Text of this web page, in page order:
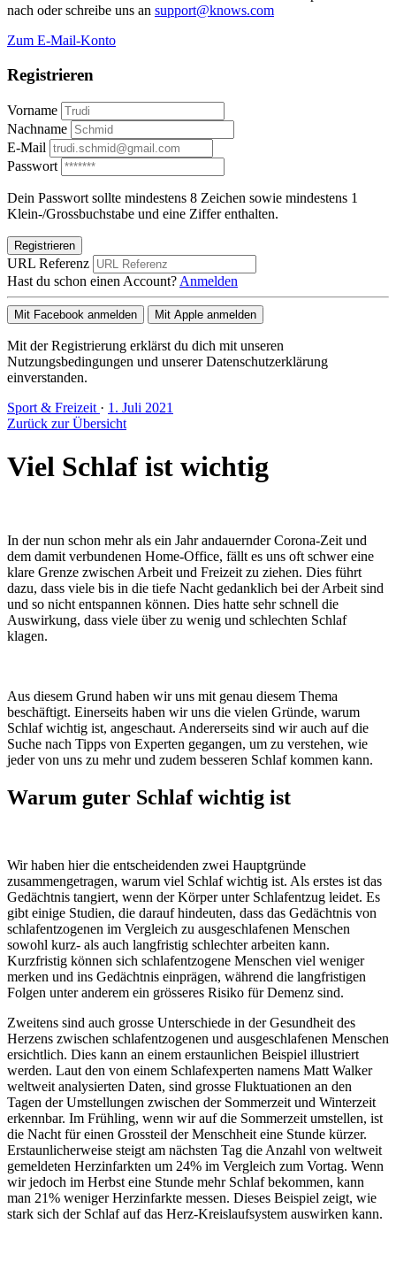
nach oder schreibe uns an support@knows.com
Zum E-Mail-Konto
Registrieren
Vorname
Nachname
E-Mail
Passwort
Dein Passwort sollte mindestens 8 Zeichen sowie mindestens 1
Klein-/Grossbuchstabe und eine Ziffer enthalten.
Registrieren
URL Referenz
Hast du schon einen Account? Anmelden
Mit Facebook anmelden Mit Apple anmelden
Mit der Registrierung erklärst du dich mit unseren
Nutzungsbedingungen und unserer Datenschutzerklärung
einverstanden.
Sport & Freizeit · 1. Juli 2021
Zurück zur Übersicht
Viel Schlaf ist wichtig
In der nun schon mehr als ein Jahr andauernder Corona-Zeit und
dem damit verbundenen Home-Office, fällt es uns oft schwer eine
klare Grenze zwischen Arbeit und Freizeit zu ziehen. Dies führt
dazu, dass viele bis in die tiefe Nacht gedanklich bei der Arbeit sind
und so nicht entspannen können. Dies hatte sehr schnell die
Auswirkung, dass viele über zu wenig und schlechten Schlaf
klagen.
Aus diesem Grund haben wir uns mit genau diesem Thema
beschäftigt. Einerseits haben wir uns die vielen Gründe, warum
Schlaf wichtig ist, angeschaut. Andererseits sind wir auch auf die
Suche nach Tipps von Experten gegangen, um zu verstehen, wie
jeder von uns zu mehr und zudem besseren Schlaf kommen kann.
Warum guter Schlaf wichtig ist
Wir haben hier die entscheidenden zwei Hauptgründe
zusammengetragen, warum viel Schlaf wichtig ist. Als erstes ist das
Gedächtnis tangiert, wenn der Körper unter Schlafentzug leidet. Es
gibt einige Studien, die darauf hindeuten, dass das Gedächtnis von
schlafentzogenen im Vergleich zu ausgeschlafenen Menschen
sowohl kurz- als auch langfristig schlechter arbeiten kann.
Kurzfristig können sich schlafentzogene Menschen viel weniger
merken und ins Gedächtnis einprägen, während die langfristigen
Folgen unter anderem ein grösseres Risiko für Demenz sind.
Zweitens sind auch grosse Unterschiede in der Gesundheit des
Herzens zwischen schlafentzogenen und ausgeschlafenen Menschen
ersichtlich. Dies kann an einem erstaunlichen Beispiel illustriert
werden. Laut den von einem Schlafexperten namens Matt Walker
weltweit analysierten Daten, sind grosse Fluktuationen an den
Tagen der Umstellungen zwischen der Sommerzeit und Winterzeit
erkennbar. Im Frühling, wenn wir auf die Sommerzeit umstellen, ist
die Nacht für einen Grossteil der Menschheit eine Stunde kürzer.
Erstaunlicherweise steigt am nächsten Tag die Anzahl von weltweit
gemeldeten Herzinfarkten um 24% im Vergleich zum Vortag. Wenn
wir jedoch im Herbst eine Stunde mehr Schlaf bekommen, kann
man 21% weniger Herzinfarkte messen. Dieses Beispiel zeigt, wie
stark sich der Schlaf auf das Herz-Kreislaufsystem auswirken kann.